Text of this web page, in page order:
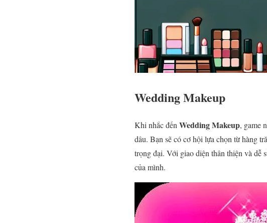
Wedding Makeup
Khi nhắc đến Wedding Makeup, game
dâu. Bạn sẽ có cơ hội lựa chọn từ hàng
trọng đại. Với giao diện thân thiện và dễ
của mình.